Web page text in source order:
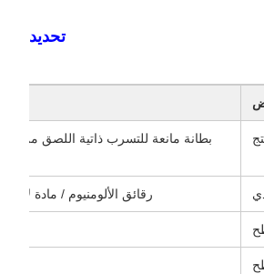
تحديد
بطانة مانعة للتسرب ذاتية اللصق من
رقائق الألومنيوم / مادة